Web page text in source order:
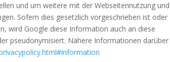
und um weitere mit der Webseitennutzung und
Sofern dies gesetzlich vorgeschrieben ist oder
wird Google diese Information auch an diese
pseudonymisiert. Nähere Informationen darüber